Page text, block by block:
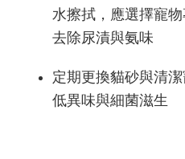
水擦拭，應選擇寵
去除尿漬與氨味
定期更換貓砂與清
低異味與細菌滋生